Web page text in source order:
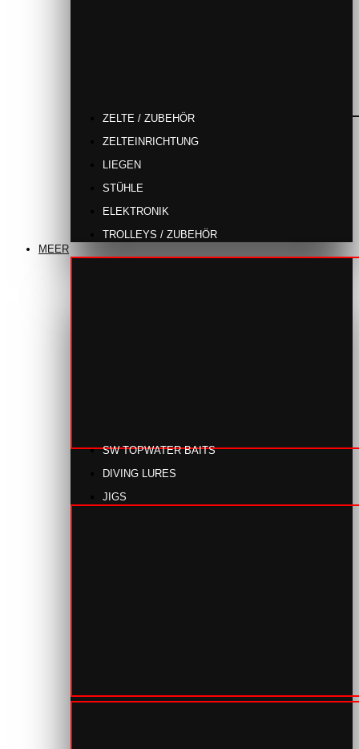
ZELTE / ZUBEHÖR
ZELTEINRICHTUNG
LIEGEN
STÜHLE
ELEKTRONIK
TROLLEYS / ZUBEHÖR
MEER
SW TOPWATER BAITS
DIVING LURES
JIGS